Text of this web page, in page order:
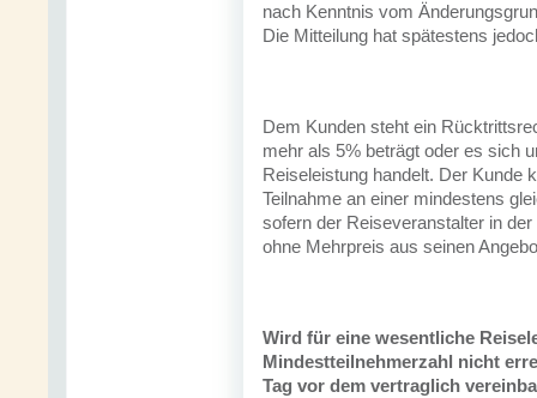
nach Kenntnis vom
Die Mitteilung hat spätestens
Dem Kunden steht ein
mehr als 5% beträgt oder es sich
Reiseleistung handelt. Der Kunde
Teilnahme an einer mindestens
sofern der Reiseveranstalter in
ohne Mehrpreis aus seinen
Wird für eine wesentliche
Mindestteilnehmerzahl nicht
Tag vor dem vertraglich